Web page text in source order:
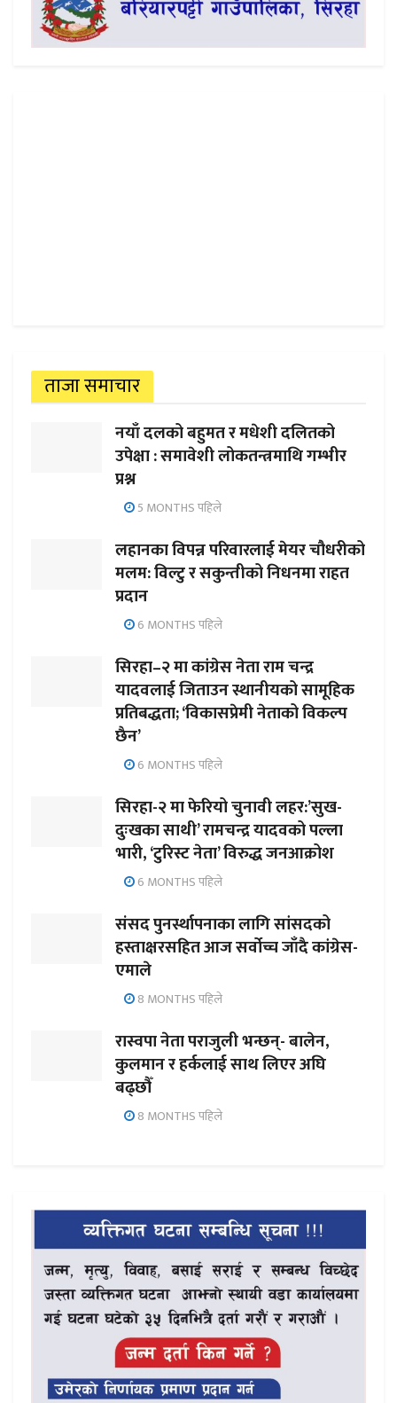
ताजा समाचार
नयाँ दलको बहुमत र मधेशी दलितको
उपेक्षा : समावेशी लोकतन्त्रमाथि गम्भीर
प्रश्न
5 MONTHS पहिले
लहानका विपन्न परिवारलाई मेयर चौधरीको
मलम: विल्टु र सकुन्तीको निधनमा राहत
प्रदान
6 MONTHS पहिले
सिरहा–२ मा कांग्रेस नेता राम चन्द्र
यादवलाई जिताउन स्थानीयको सामूहिक
प्रतिबद्धता; ‘विकासप्रेमी नेताको विकल्प
छैन’
6 MONTHS पहिले
सिरहा-२ मा फेरियो चुनावी लहर:’सुख-
दुःखका साथी’ रामचन्द्र यादवको पल्ला
भारी, ‘टुरिस्ट नेता’ विरुद्ध जनआक्रोश
6 MONTHS पहिले
संसद पुनर्स्थापनाका लागि सांसदको
हस्ताक्षरसहित आज सर्वोच्च जाँदै कांग्रेस-
एमाले
8 MONTHS पहिले
रास्वपा नेता पराजुली भन्छन्- बालेन,
कुलमान र हर्कलाई साथ लिएर अघि
बढ्छौँ
8 MONTHS पहिले